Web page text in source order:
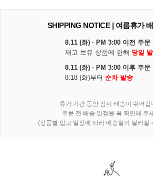
SHIPPING NOTICE | 여름휴가
8.11 (화) · PM 3:00 이전 주문
재고 보유 상품에 한해 당일
8.11 (화) · PM 3:00 이후 주문
8.18 (화)부터 순차 발송
휴가 기간 동안 잠시 배송이 쉬어갑
주문 전 배송 일정을 꼭 확인해 주
(상품별 입고 일정에 따라 배송일이 달라질